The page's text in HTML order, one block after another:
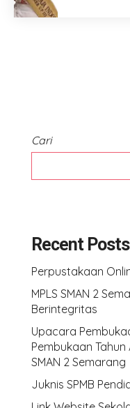
Cari
Recent Posts
Perpustakaan
MPLS SMAN 2
Berintegritas
Upacara
Pembukaan
SMAN 2 Semarang
Juknis SPMB